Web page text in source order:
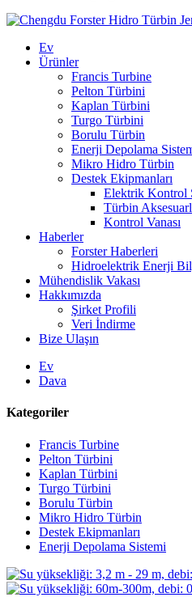
Ev
Ürünler
Francis Turbine
Pelton Türbini
Kaplan Türbini
Turgo Türbini
Borulu Türbin
Enerji Depolama
Mikro Hidro Türbin
Destek Ekipmanları
Elektrik Kontrol
Türbin
Kontrol Vanası
Haberler
Forster Haberleri
Hidroelektrik Enerji
Mühendislik Vakası
Hakkımızda
Şirket Profili
Veri İndirme
Bize Ulaşın
Ev
Dava
Kategoriler
Francis Turbine
Pelton Türbini
Kaplan Türbini
Turgo Türbini
Borulu Türbin
Mikro Hidro Türbin
Destek Ekipmanları
Enerji Depolama Sistemi